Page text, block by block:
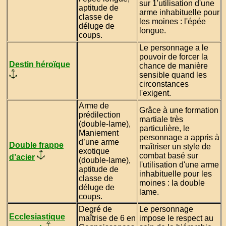
aptitude de
classe de
déluge de
coups.
sur 1'utilisation d'une
arme inhabituelle pour
les moines : l'épée
longue.
Destin héroïque
Le personnage a le
pouvoir de forcer la
chance de manière
sensible quand les
circonstances
l'exigent.
Double frappe
d’acier
Arme de
prédilection
(double-lame),
Maniement
d’une arme
exotique
(double-lame),
aptitude de
classe de
déluge de
coups.
Grâce à une formation
martiale très
particulière, le
personnage a appris à
maîtriser un style de
combat basé sur
l'utilisation d'une arme
inhabituelle pour les
moines : la double
lame.
Ecclesiastique
Degré de
maîtrise de 6 en
Le personnage
impose le respect au